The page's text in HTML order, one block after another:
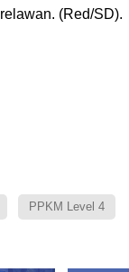
(Red/SD).
PPKM Level 4